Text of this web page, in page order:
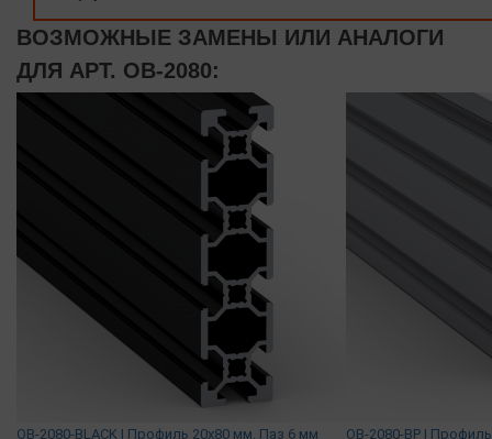
ВОЗМОЖНЫЕ ЗАМЕНЫ ИЛИ АНАЛОГИ
ДЛЯ АРТ. OB-2080:
OB-2080-BLACK | Профиль 20х80 мм. Паз 6 мм
OB-2080-BP |